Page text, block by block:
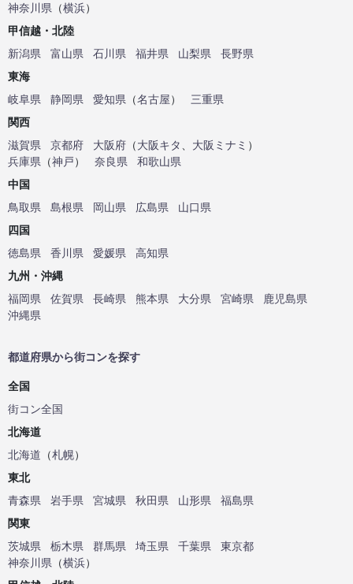
神奈川県 （横浜）
甲信越・北陸
新潟県
富山県 石川県 福井県 山梨県
長野県
東海
岐阜県
静岡県 愛知県 （名古屋）
三重県
関西
滋賀県
京都府 大阪府 （大阪キタ、 大阪ミナミ ）
兵庫県 （神戸） 奈良県
和歌山県
中国
鳥取県
島根県 岡山県 広島県
山口県
四国
徳島県
香川県 愛媛県
高知県
九州・沖縄
福岡県
佐賀県 長崎県 熊本県 大分県 宮崎県
鹿児島県
沖縄県
都道府県から街コンを探す
全国
街コン全国
北海道
北海道 （札幌）
東北
青森県
岩手県 宮城県 秋田県 山形県
福島県
関東
茨城県
栃木県 群馬県 埼玉県 千葉県
東京都
神奈川県 （横浜）